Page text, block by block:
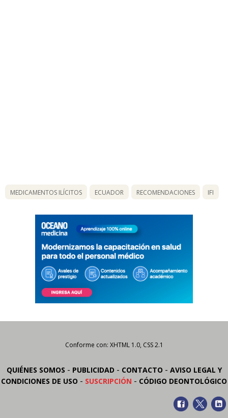
MEDICAMENTOS ILÍCITOS ECUADOR RECOMENDACIONES IFI
Conforme con: XHTML 1.0, CSS 2.1
QUIÉNES SOMOS - PUBLICIDAD - CONTACTO - AVISO LEGAL Y
CONDICIONES DE USO - SUSCRIPCIÓN - CÓDIGO DEONTOLÓGICO